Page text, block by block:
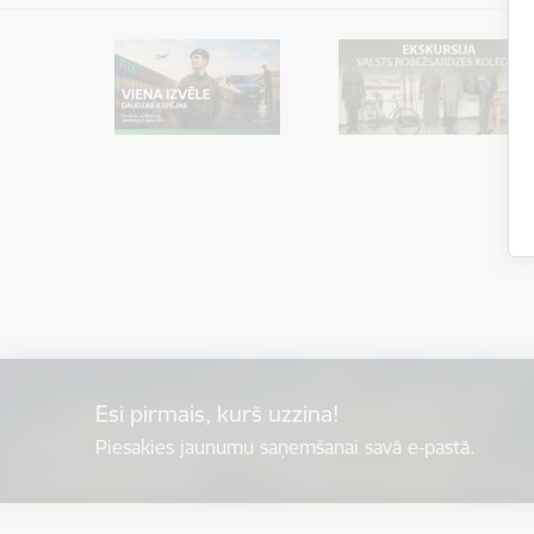
Esi pirmais, kurš uzzina!
Piesakies jaunumu saņemšanai savā e-pastā.